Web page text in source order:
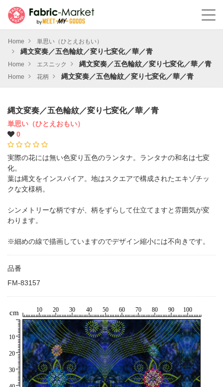
Home 単思い（ひとえおもい）
縄文変奏／五色輪紋／変り七変化／華／青
Home エスニック 縄文変奏／五色輪紋／変り七変化／華／青
Home 花柄 縄文変奏／五色輪紋／変り七変化／華／青
縄文変奏／五色輪紋／変り七変化／華／青
単思い（ひとえおもい）
0
実際の花には無い色変り五色のランタナ。ランタナの和名は七変
化。
葉は縄文をインスパイア。地はスクエアで構成されたエキゾチッ
クな文様柄。
シンメトリーな柄ですが、柄をずらして仕立てますと雰囲気が変
わります。
※細めの線で描画していますのでデザイン縮小には不向きです。
品番
FM-83157